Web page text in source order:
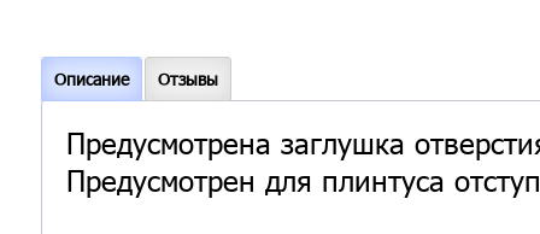
Описание Отзывы
Предусмотрена заглушка
Предусмотрен для плинтуса